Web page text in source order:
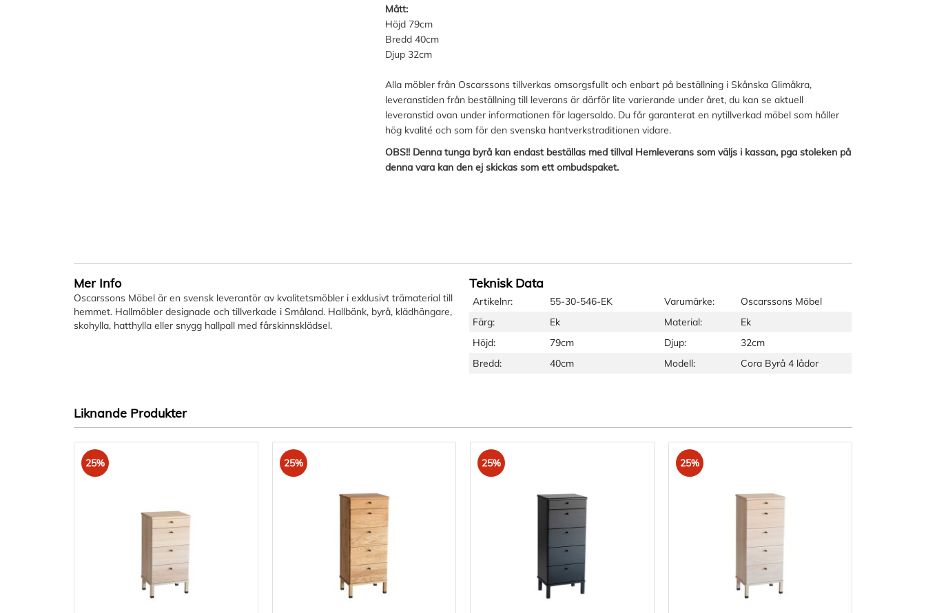
Mått:
Höjd 79cm
Bredd 40cm
Djup 32cm
Alla möbler från Oscarssons tillverkas omsorgsfullt och enbart på beställning i Skånska Glimåkra,
leveranstiden från beställning till leverans är därför lite varierande under året, du kan se aktuell
leveranstid ovan under informationen för lagersaldo. Du får garanterat en nytillverkad möbel som håller
hög kvalité och som för den svenska hantverkstraditionen vidare.
OBS!! Denna tunga byrå kan endast beställas med tillval Hemleverans som väljs i kassan, pga stoleken på
denna vara kan den ej skickas som ett ombudspaket.
Mer Info
Oscarssons Möbel är en svensk leverantör av kvalitetsmöbler i exklusivt trämaterial till
hemmet. Hallmöbler designade och tillverkade i Småland. Hallbänk, byrå, klädhängare,
skohylla, hatthylla eller snygg hallpall med fårskinnsklädsel.
Teknisk Data
Artikelnr: 55-30-546-EK Varumärke:
Oscarssons Möbel
Färg:
Ek Material:
Ek
Höjd:
79cm Djup:
32cm
Bredd:
40cm Modell: Cora Byrå 4 lådor
Liknande Produkter
25% 25% 25% 25%